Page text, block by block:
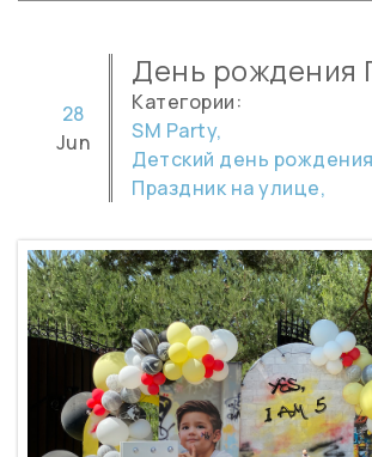
День рождения
28
Jun
Категории:
SM Party,
Детский день
Праздник на улице,